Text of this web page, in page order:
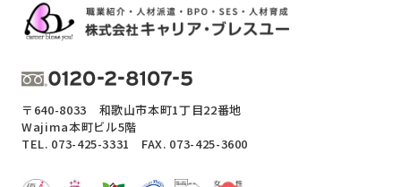
〒640-8033 和歌山市本町1丁目22番地
Wajima本町ビル5階
TEL. 073-425-3331 FAX. 073-425-3600